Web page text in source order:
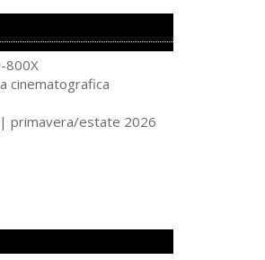
800X
cinematografica
primavera/estate 2026